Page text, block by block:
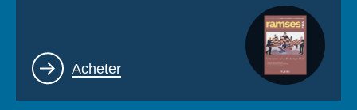
Lien
Acheter